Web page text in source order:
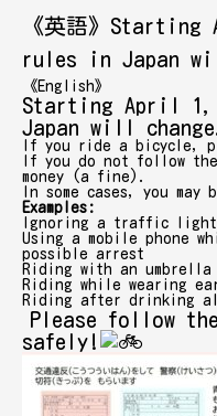
《英語》
rules in Japan
《English》
Starting April 1,
Japan will
If you ride a bicycle,
If you do not follow
money (a fine).
In some cases, you
Examples:
Ignoring a traffic light
Using a mobile phone
possible arrest
Riding with an
Riding while wearing
Riding after drinking
Please follow
safely!